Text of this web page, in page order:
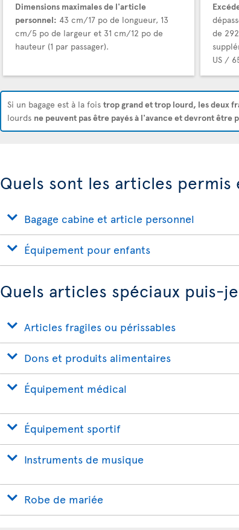
Dimensions maximales de l'article
personnel: 43 cm/17 po de longueur, 13
cm/5 po de largeur et 31 cm/12 po de
hauteur (1 par passager).
de
US /
Si un bagage est à la fois trop grand et trop lourd, les deux
lourds ne peuvent pas être payés à l'avance et devront être
Quels sont les articles permis
Bagage cabine et article personnel
Équipement pour enfants
Quels articles spéciaux puis-
Articles fragiles ou périssables
Dons et produits alimentaires
Équipement médical
Équipement sportif
Instruments de musique
Robe de mariée